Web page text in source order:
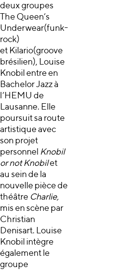
deux groupes
The Queen’s
Underwear(funk-
rock)
et Kilario(groove
brésilien), Louise
Knobil entre en
Bachelor Jazz à
l’HEMU de
Lausanne. Elle
poursuit sa route
artistique avec
son projet
personnel Knobil
or not Knobilet
au sein de la
nouvelle pièce de
théâtre Charlie,
mis en scène par
Christian
Denisart. Louise
Knobil intègre
également le
groupe